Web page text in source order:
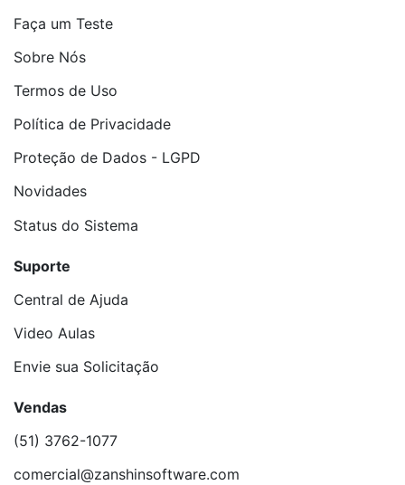
Faça um Teste
Sobre Nós
Termos de Uso
Política de Privacidade
Proteção de Dados - LGPD
Novidades
Status do Sistema
Suporte
Central de Ajuda
Video Aulas
Envie sua Solicitação
Vendas
(51) 3762-1077
comercial@zanshinsoftware.com